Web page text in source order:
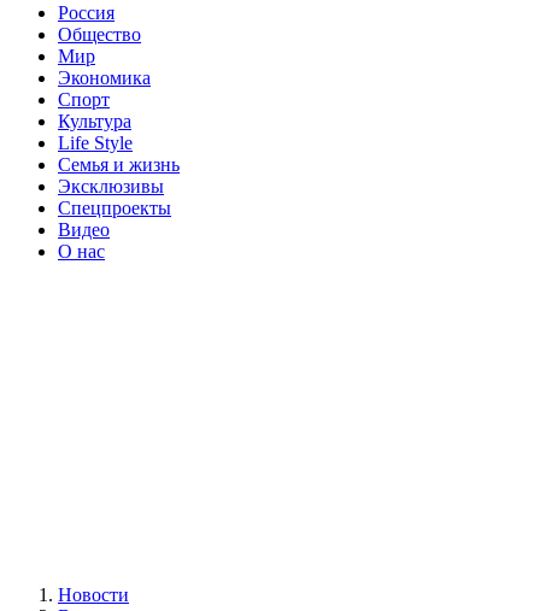
Россия
Общество
Мир
Экономика
Спорт
Культура
Life Style
Семья и жизнь
Эксклюзивы
Спецпроекты
Видео
О нас
Новости